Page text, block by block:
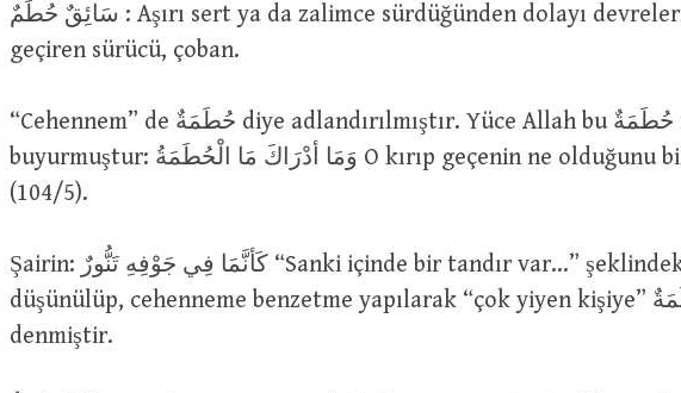
سَائِقٌ حُطَمٌ : Aşırı sert ya da zalimce sürdüğünden dolayı devreleri kırıp
geçiren sürücü, çoban.
“Cehennem” de حُطَمَةٌ diye adlandırılmıştır. Yüce Allah bu حُطَمَةٌ ile ilgili şöyle
buyurmuştur: وَمَا أدْرَاكَ مَا الْحُطَمَةُ O kırıp geçenin ne olduğunu bilir misin sen?
(104/5).
Şairin: كَأنَّمَا فِي جَوْفِهِ تَنُّورٌ “Sanki içinde bir tandır var…” şeklindeki sözü
düşünülüp, cehenneme benzetme yapılarak “çok yiyen kişiye” حُطَمَةٌ
denmiştir.